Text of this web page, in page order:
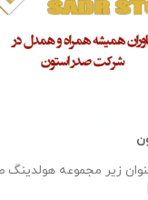
زیر مجموعه هولدینگ